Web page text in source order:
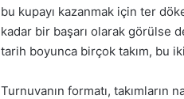
bu kupayı kazanmak için ter
kadar bir başarı olarak görülse
tarih boyunca birçok takım, bu
Turnuvanın formatı,